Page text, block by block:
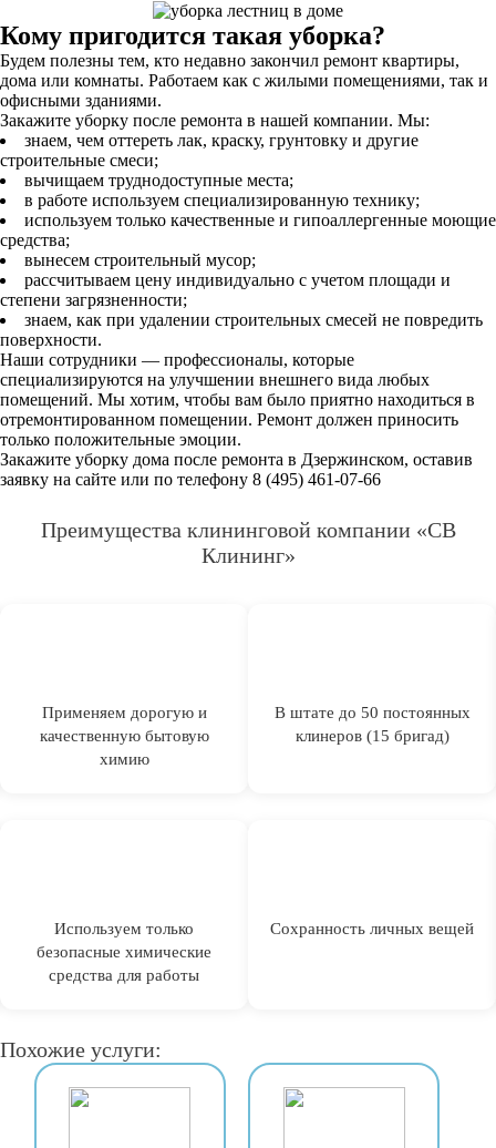
Кому пригодится такая уборка?
Будем полезны тем, кто недавно закончил ремонт квартиры,
дома или комнаты. Работаем как с жилыми помещениями, так и
офисными зданиями.
Закажите уборку после ремонта в нашей компании. Мы:
знаем, чем оттереть лак, краску, грунтовку и другие
строительные смеси;
вычищаем труднодоступные места;
в работе используем специализированную технику;
используем только качественные и гипоаллергенные моющие
средства;
вынесем строительный мусор;
рассчитываем цену индивидуально с учетом площади и
степени загрязненности;
знаем, как при удалении строительных смесей не повредить
поверхности.
Наши сотрудники — профессионалы, которые
специализируются на улучшении внешнего вида любых
помещений. Мы хотим, чтобы вам было приятно находиться в
отремонтированном помещении. Ремонт должен приносить
только положительные эмоции.
Закажите уборку дома после ремонта в Дзержинском, оставив
заявку на сайте или по телефону 8 (495) 461-07-66
Преимущества клининговой компании «СВ
Клининг»
Применяем дорогую и
качественную бытовую
химию
В штате до 50 постоянных
клинеров (15 бригад)
Используем только
безопасные химические
средства для работы
Сохранность личных вещей
Похожие услуги: